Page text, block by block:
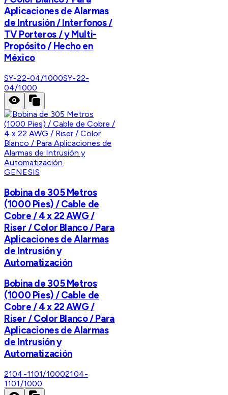
Aplicaciones de Alarmas
de Intrusión / Interfonos /
TV Porteros / y Multi-
Propósito / Hecho en
México
SY-22-04/1000SY-22-
04/1000
GENESIS
Bobina de 305 Metros
(1000 Pies) / Cable de
Cobre / 4 x 22 AWG /
Riser / Color Blanco / Para
Aplicaciones de Alarmas
de Intrusión y
Automatización
Bobina de 305 Metros
(1000 Pies) / Cable de
Cobre / 4 x 22 AWG /
Riser / Color Blanco / Para
Aplicaciones de Alarmas
de Intrusión y
Automatización
2104-1101/10002104-
1101/1000